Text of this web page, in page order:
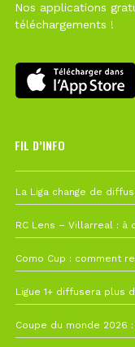
Nos applications
téléchargements !
FIL D’INFO